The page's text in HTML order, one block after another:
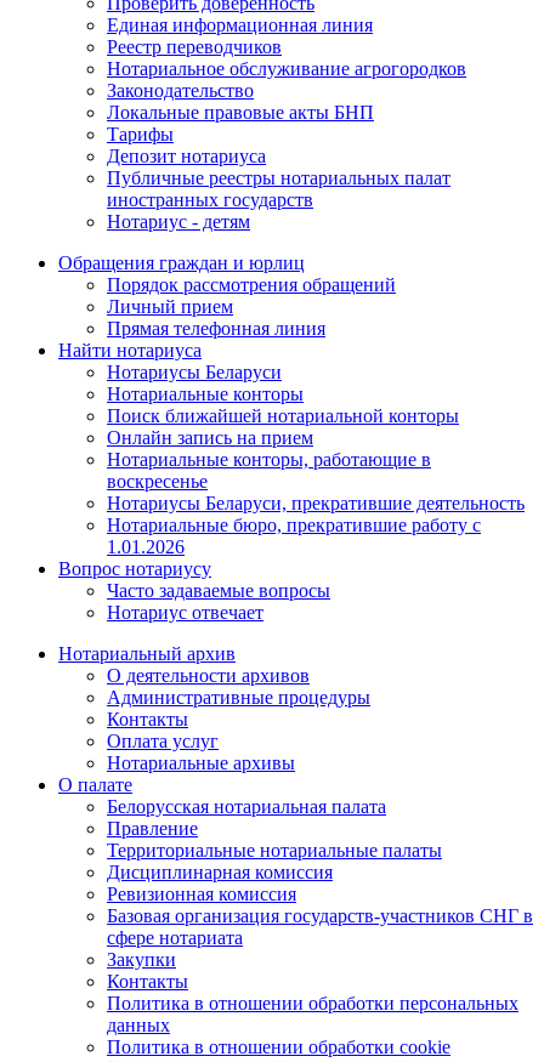
Единая информационная линия
Реестр переводчиков
Нотариальное обслуживание агрогородков
Законодательство
Локальные правовые акты БНП
Тарифы
Депозит нотариуса
Публичные реестры нотариальных палат
иностранных государств
Нотариус - детям
Обращения граждан и юрлиц
Порядок рассмотрения обращений
Личный прием
Прямая телефонная линия
Найти нотариуса
Нотариусы Беларуси
Нотариальные конторы
Поиск ближайшей нотариальной конторы
Онлайн запись на прием
Нотариальные конторы, работающие в
воскресенье
Нотариусы Беларуси, прекратившие деятельность
Нотариальные бюро, прекратившие работу с
1.01.2026
Вопрос нотариусу
Часто задаваемые вопросы
Нотариус отвечает
Нотариальный архив
О деятельности архивов
Административные процедуры
Контакты
Оплата услуг
Нотариальные архивы
О палате
Белорусская нотариальная палата
Правление
Территориальные нотариальные палаты
Дисциплинарная комиссия
Ревизионная комиссия
Базовая организация государств-участников СНГ в
сфере нотариата
Закупки
Контакты
Политика в отношении обработки персональных
данных
Политика в отношении обработки cookie